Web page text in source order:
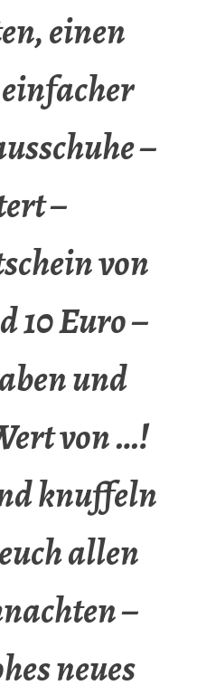
einen
–
–
von
10 Euro –
und
von …!
knuffeln
allen
–
neues